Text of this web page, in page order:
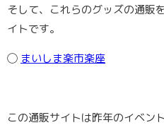
そして、これらのグッズの通販
イトです。
◯ まいしま楽市楽座
この通販サイトは昨年のイベン